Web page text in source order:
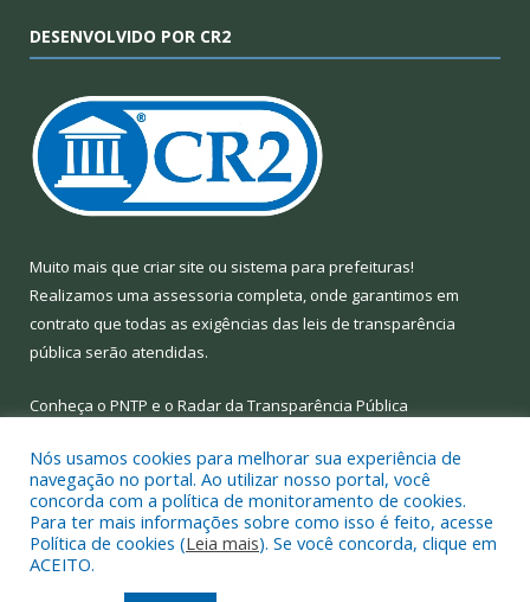
DESENVOLVIDO POR CR2
Muito mais que criar site ou sistema para prefeituras!
Realizamos uma assessoria completa, onde garantimos em
contrato que todas as exigências das leis de transparência
pública serão atendidas.
Conheça o PNTP e o Radar da Transparência Pública
Todos os direitos reservados a Prefeitura Municipal de Limoeiro
do Ajuru.
Nós usamos cookies para melhorar sua experiência de
navegação no portal. Ao utilizar nosso portal, você
concorda com a política de monitoramento de cookies.
Para ter mais informações sobre como isso é feito, acesse
Política de cookies (Leia mais). Se você concorda, clique em
ACEITO.